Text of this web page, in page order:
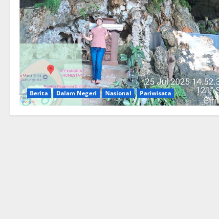
Berita Dalam Negeri Nasional Pariwisata